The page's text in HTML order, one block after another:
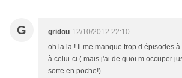
G gridou 12/10/2012 22:10
oh la la ! Il me manque trop d épisodes
à celui-ci ( mais j'ai de quoi m occuper
sorte en poche!)